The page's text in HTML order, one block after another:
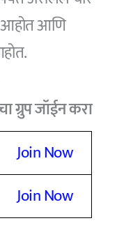
आहोत आणि
ग्रुप जॉईन करा
Join Now
Join Now